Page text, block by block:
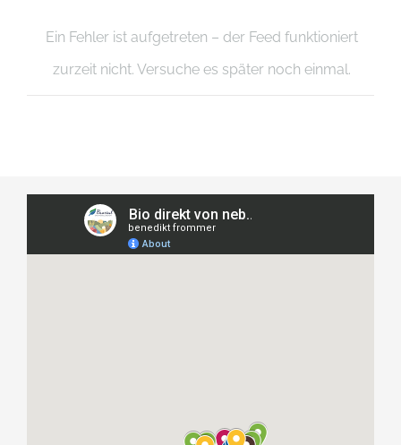
Ein Fehler ist aufgetreten – der Feed funktioniert
zurzeit nicht. Versuche es später noch einmal.